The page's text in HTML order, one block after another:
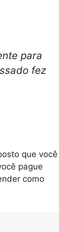
para
fez
que você
pague
como